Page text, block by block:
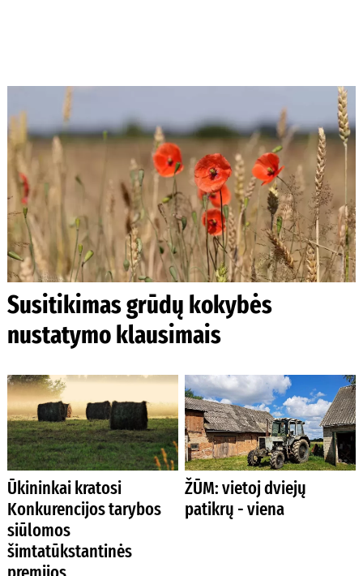
Susitikimas grūdų kokybės
nustatymo klausimais
Ūkininkai kratosi
Konkurencijos tarybos
siūlomos
šimtatūkstantinės
ŽŪM: vietoj dviejų
patikrų - viena